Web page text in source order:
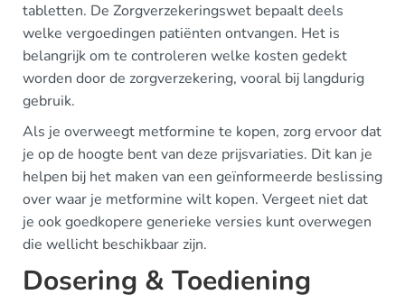
tabletten. De Zorgverzekeringswet bepaalt deels
welke vergoedingen patiënten ontvangen. Het is
belangrijk om te controleren welke kosten gedekt
worden door de zorgverzekering, vooral bij langdurig
gebruik.
Als je overweegt metformine te kopen, zorg ervoor dat
je op de hoogte bent van deze prijsvariaties. Dit kan je
helpen bij het maken van een geïnformeerde beslissing
over waar je metformine wilt kopen. Vergeet niet dat
je ook goedkopere generieke versies kunt overwegen
die wellicht beschikbaar zijn.
Dosering & Toediening